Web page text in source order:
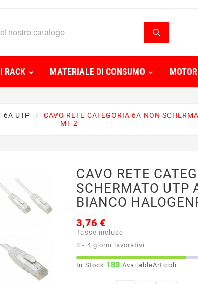
RACK MATERIALE DI CONSUMO
6A UTP
CAVO RETE CATEGORIA 6A NON
MT 2
CAVO RETE
SCHERMATO UTP
BIANCO
3,76 €
Tasse incluse
3 - 4 giorni lavorativi
In Stock 188 AvailableArticoli